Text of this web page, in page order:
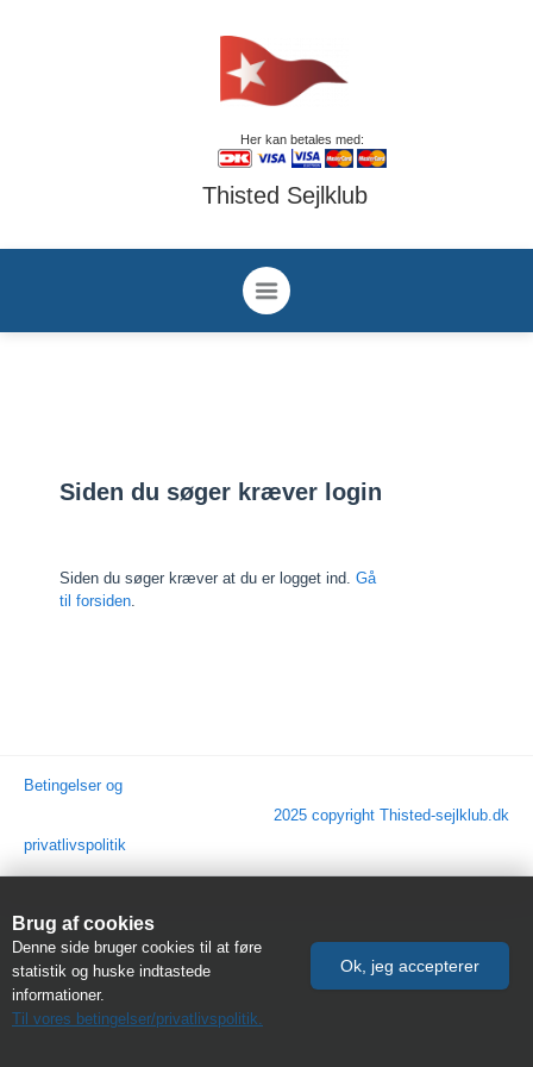
Her kan betales med:
Thisted Sejlklub
Siden du søger kræver login
Siden du søger kræver at du er logget ind. Gå
til forsiden.
Betingelser og
privatlivspolitik
2025 copyright Thisted-sejlklub.dk
Brug af cookies
Denne side bruger cookies til at føre
statistik og huske indtastede
informationer.
Til vores betingelser/privatlivspolitik.